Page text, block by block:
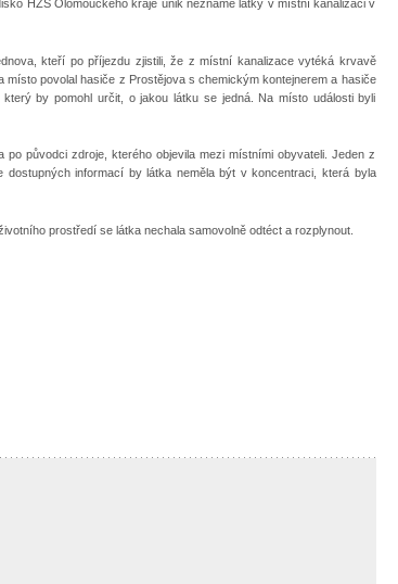
HZS Olomouckého kraje únik neznámé látky v místní kanalizaci v
kteří po příjezdu zjistili, že z místní kanalizace vytéká krvavě
povolal hasiče z Prostějova s chemickým kontejnerem a hasiče
by pomohl určit, o jakou látku se jedná. Na místo události byli
původci zdroje, kterého objevila mezi místními obyvateli. Jeden z
informací by látka neměla být v koncentraci, která byla
prostředí se látka nechala samovolně odtéct a rozplynout.